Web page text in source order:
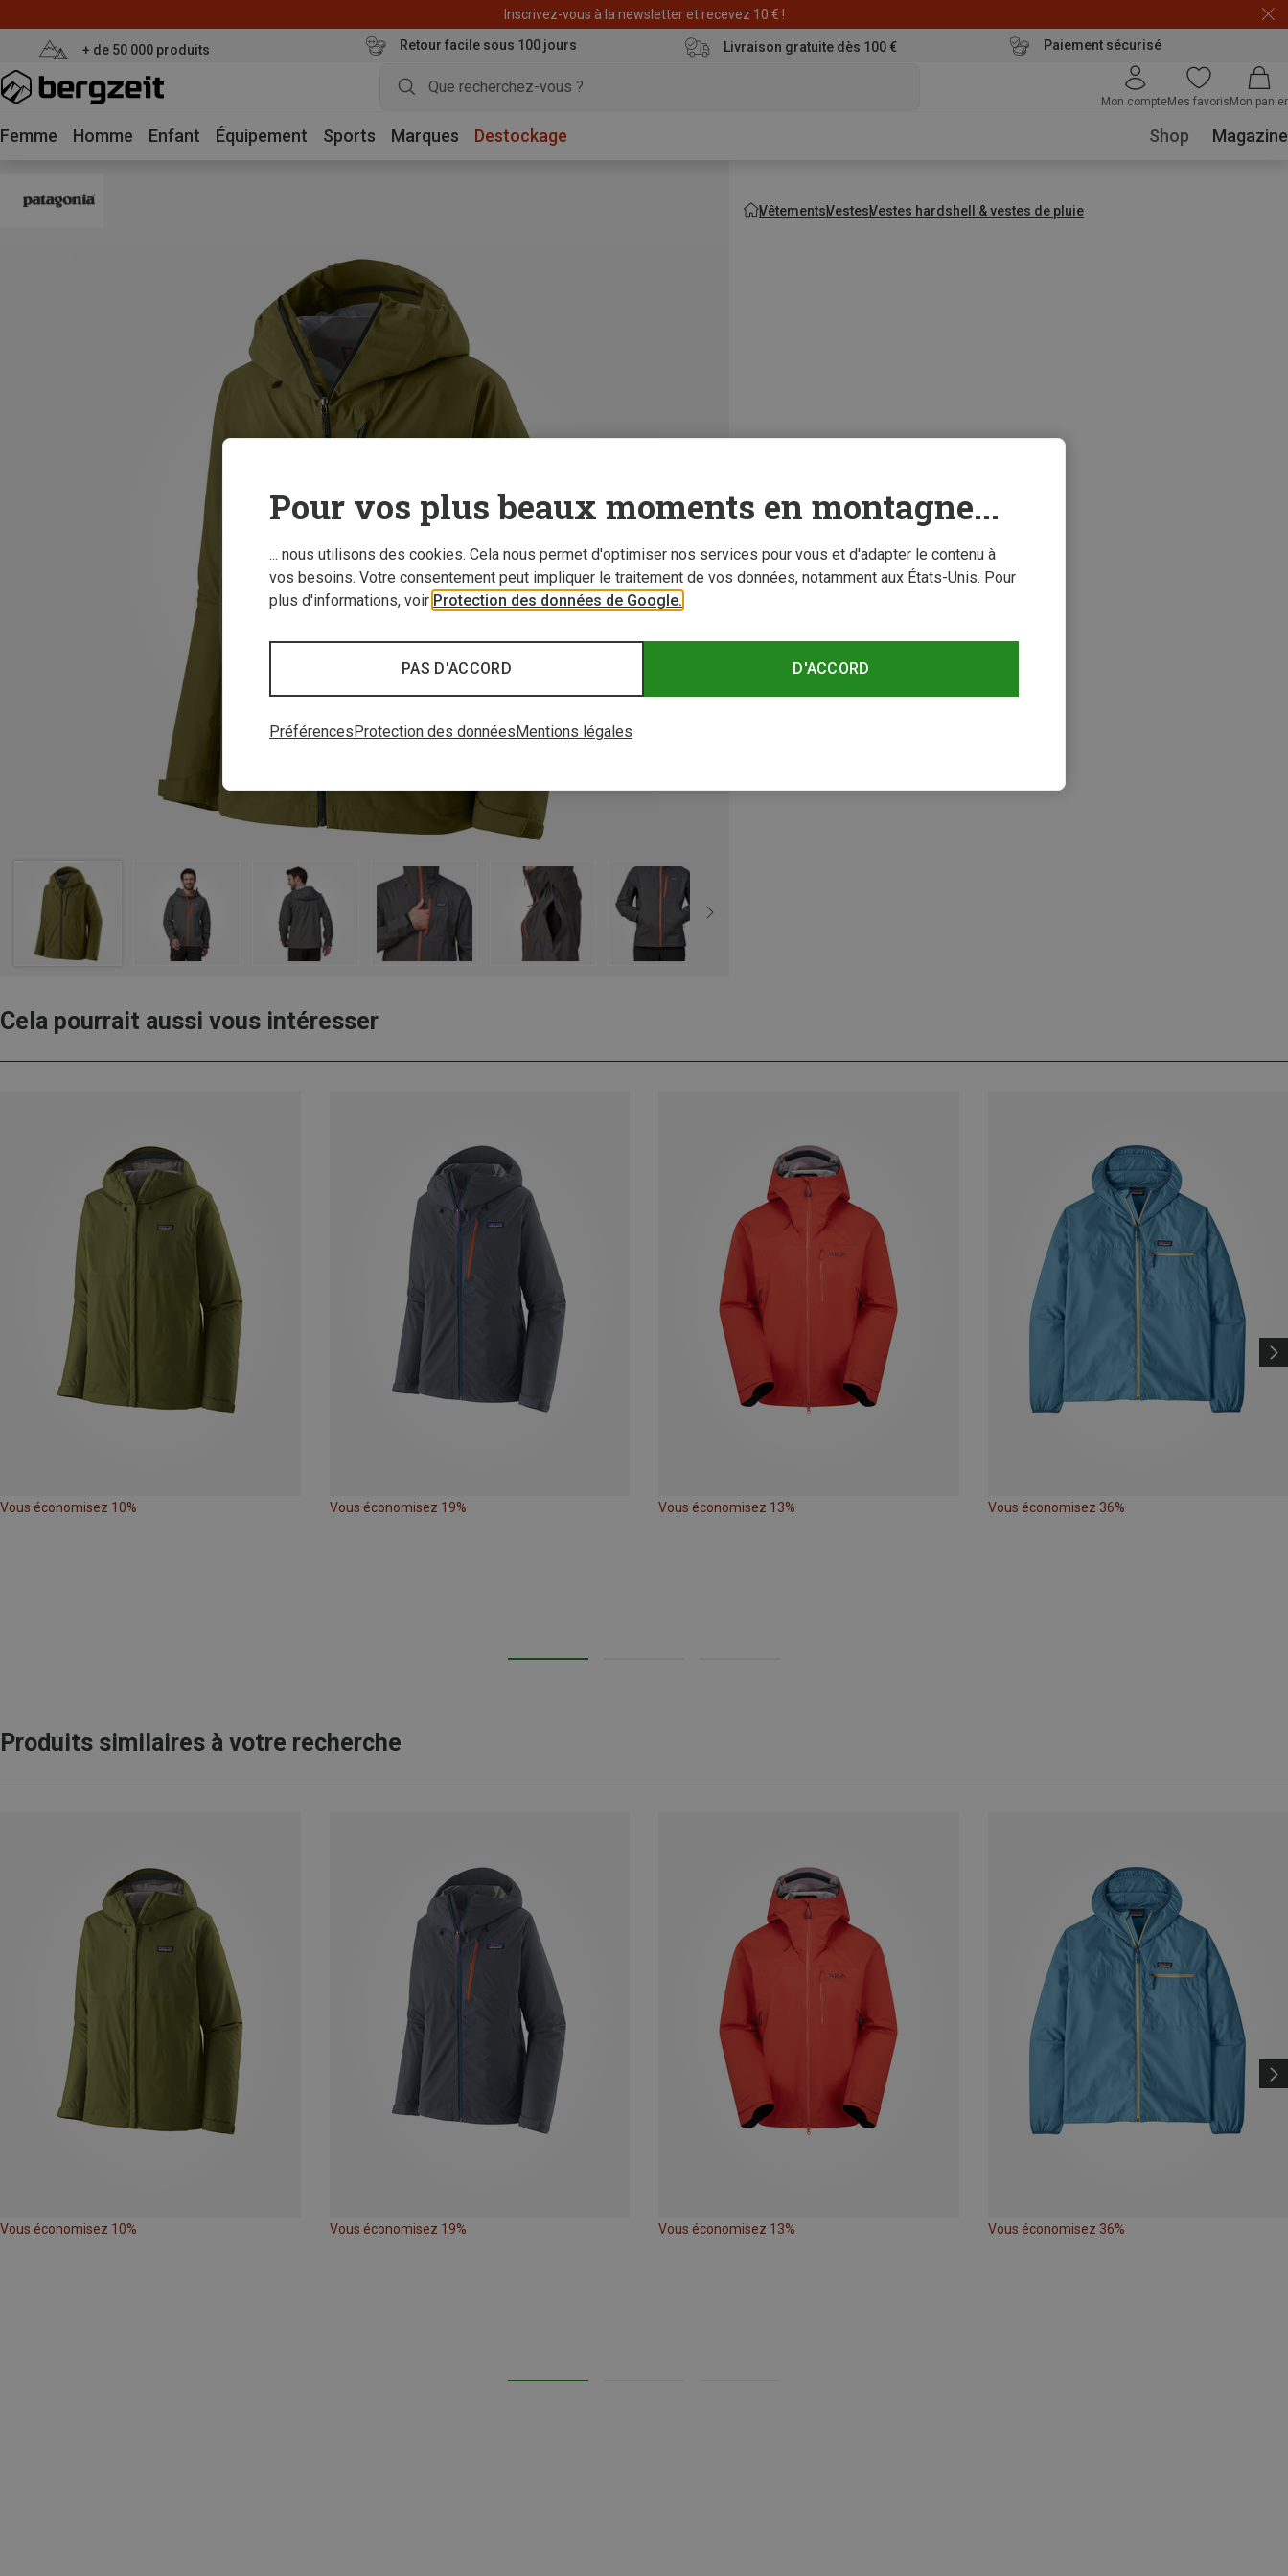
Déstockage : 20 € offerts avec le code END20
+ de 50 000 produits Retour facile sous 100 jours Livraison gratuite dès 100 € Paiement sécurisé
Mon compteMes favoris Mon panier
Femme Homme Enfant Équipement Sports Marques Destockage Shop Magazine
VêtementsVestesVestes hardshell & vestes de pluie
Cela pourrait aussi vous intéresser
Vous économisez 10% Vous économisez 19% Vous économisez 13% Vous économisez 36%
Produits similaires à votre recherche
Vous économisez 10% Vous économisez 19% Vous économisez 13% Vous économisez 36%
Pour vos plus beaux moments en montagne...
... nous utilisons des cookies. Cela nous permet d'optimiser nos services pour vous et d'adapter le contenu à
vos besoins. Votre consentement peut impliquer le traitement de vos données, notamment aux États-Unis. Pour
plus d'informations, voir Protection des données de Google.
D'ACCORD
PAS D'ACCORD
Préférences Protection des données Mentions légales